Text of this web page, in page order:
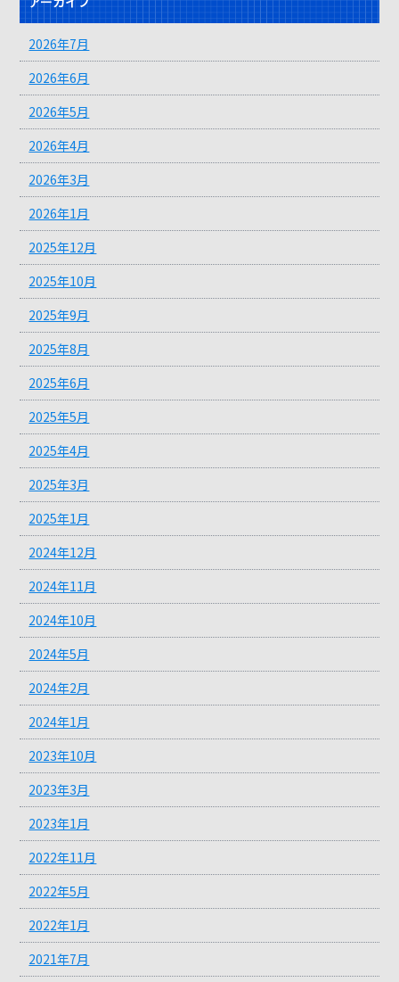
2026年7月
2026年6月
2026年5月
2026年4月
2026年3月
2026年1月
2025年12月
2025年10月
2025年9月
2025年8月
2025年6月
2025年5月
2025年4月
2025年3月
2025年1月
2024年12月
2024年11月
2024年10月
2024年5月
2024年2月
2024年1月
2023年10月
2023年3月
2023年1月
2022年11月
2022年5月
2022年1月
2021年7月